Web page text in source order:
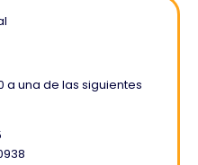
a una de las siguientes